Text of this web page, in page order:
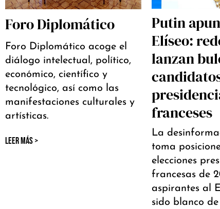
Foro Diplomático
Foro Diplomático acoge el
diálogo intelectual, político,
económico, científico y
tecnológico, así como las
manifestaciones culturales y
artísticas.
LEER MÁS >
Putin
Elíseo:
lanzan
franceses
La
toma
elecciones
francesas de
aspirantes al
sido blanco